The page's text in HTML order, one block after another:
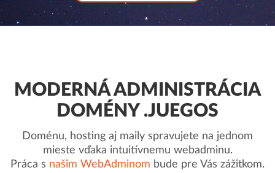
MODERNÁ ADMINISTRÁCIA
DOMÉNY .JUEGOS
Doménu, hosting aj maily spravujete na jednom
mieste vďaka intuitívnemu webadminu.
Práca s našim WebAdminom bude pre Vás zážitkom.